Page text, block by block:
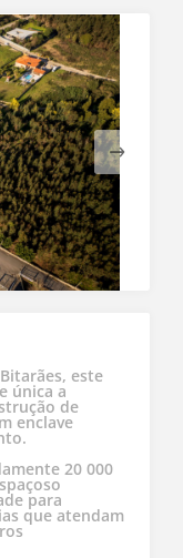
este
única a
de
enclave
20 000
para
que atendam